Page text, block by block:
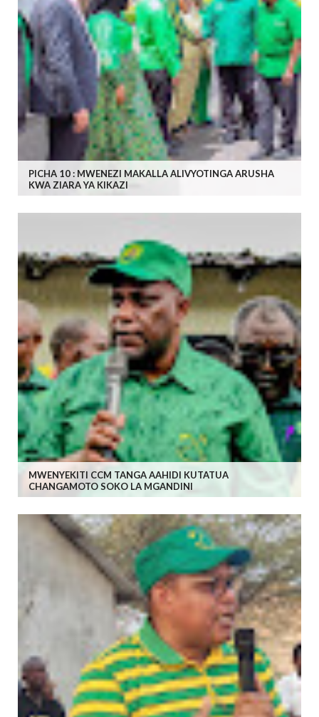
PICHA 10 : MWENEZI MAKALLA ALIVYOTINGA ARUSHA
KWA ZIARA YA KIKAZI
MWENYEKITI CCM TANGA AAHIDI KUTATUA
CHANGAMOTO SOKO LA MGANDINI